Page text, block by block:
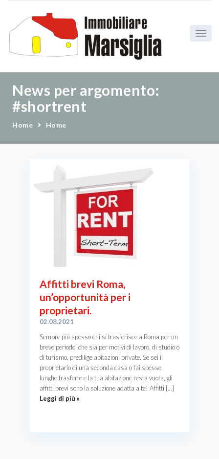
News per argomento:
#shortrent
Home Home
Affitti brevi Roma,
un’opportunità per i
proprietari.
02.08.2021
Sempre più spesso chi si trasferisce a Roma per un
breve periodo, che sia per motivi di lavoro, di studio o
di turismo, predilige abitazioni private. Se sei il
proprietario di una seconda casa o fai spesso
lunghe trasferte e la tua abitazione resta vuota, gli
affitti brevi sono la soluzione adatta a te! Affitti […]
Leggi di più »